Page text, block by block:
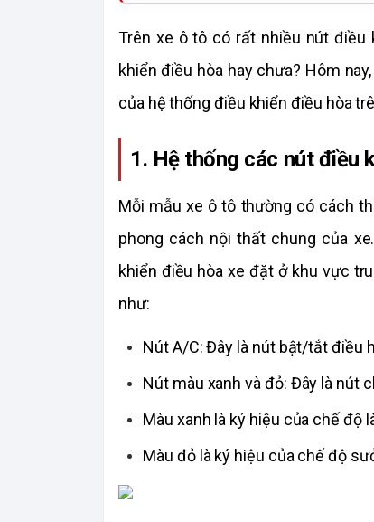
Trên xe ô tô có rất nhiều nút
khiển điều hòa hay chưa? Hôm
của hệ thống điều khiển điều hòa
1. Hệ thống các nút điều
Mỗi mẫu xe ô tô thường có cách
phong cách nội thất chung của
khiển điều hòa xe đặt ở khu vực
như:
Nút A/C: Đây là nút bật/tắt điều
Nút màu xanh và đỏ: Đây là nút
Màu xanh là ký hiệu của chế độ
Màu đỏ là ký hiệu của chế độ